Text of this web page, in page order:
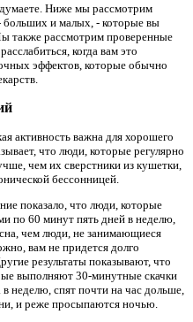
Ниже мы рассмотрим
больших и малых, - которые вы
также рассмотрим проверенные
когда вам это
эффектов, которые обычно
активность важна для хорошего
что люди, которые регулярно
чем их сверстники из кушетки,
бессонницей.
показало, что люди, которые
по 60 минут пять дней в неделю,
чем люди, не занимающиеся
вам не придется долго
результаты показывают, что
выполняют 30-минутные скачки
неделю, спят почти на час дольше,
и реже просыпаются ночью.